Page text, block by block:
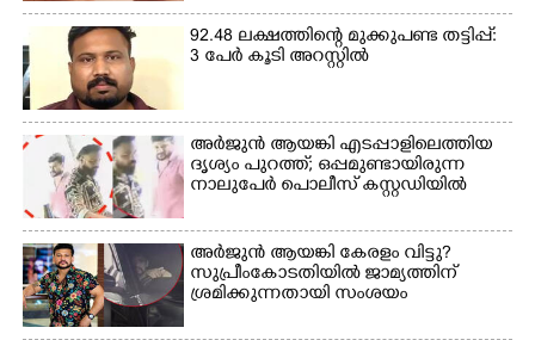
92.48 ലക്ഷത്തിന്റെ മുക്കുപണ്ട തട്ടിപ്പ്:
3 പേർ കൂടി അറസ്റ്റിൽ
അർജുൻ ആയങ്കി എടപ്പാളിലെത്തിയ
ദൃശ്യം പുറത്ത്; ഒപ്പമുണ്ടായിരുന്ന
നാലുപേർ പൊലീസ് കസ്റ്റഡിയിൽ
അർജുൻ ആയങ്കി കേരളം വിട്ടു?
സുപ്രീംകോടതിയിൽ ജാമ്യത്തിന്
ശ്രമിക്കുന്നതായി സംശയം
Copy Link